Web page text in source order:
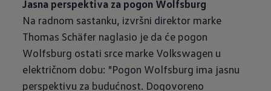
Jasna perspektiva za pogon Wolfsburg
Na radnom sastanku, izvršni direktor marke
Thomas Schäfer naglasio je da će pogon
Wolfsburg ostati srce marke Volkswagen u
električnom dobu: "Pogon Wolfsburg ima jasnu
perspektivu za budućnost. Dogovoreno